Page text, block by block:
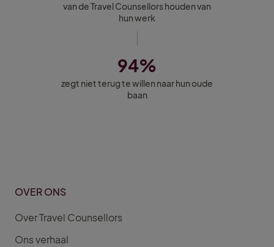
van de Travel Counsellors houden van
hun werk
94%
zegt niet terug te willen naar hun oude
baan
OVER ONS
Over Travel Counsellors
Ons verhaal